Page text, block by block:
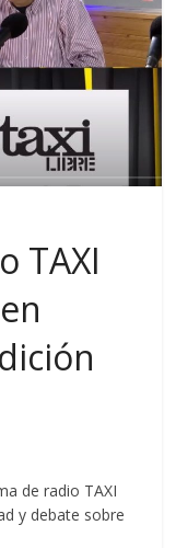
TAXI
de radio TAXI
y debate sobre